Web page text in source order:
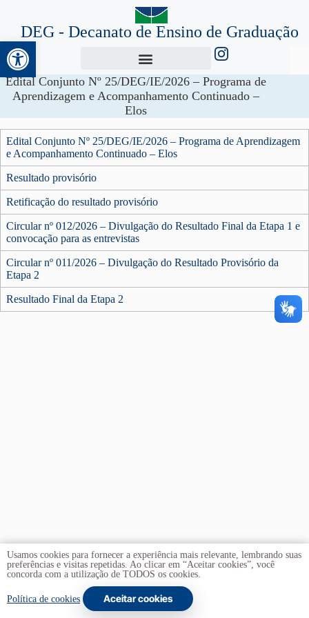
Abrir a barra de ferramentas
DEG - Decanato de Ensino de Graduação
Edital Conjunto Nº 25/DEG/IE/2026 – Programa de
Aprendizagem e Acompanhamento Continuado –
Elos
Edital Conjunto Nº 25/DEG/IE/2026 – Programa de Aprendizagem
e Acompanhamento Continuado – Elos
Resultado provisório
Retificação do resultado provisório
Circular nº 012/2026 – Divulgação do Resultado Final da Etapa 1 e
convocação para as entrevistas
Circular nº 011/2026 – Divulgação do Resultado Provisório da
Etapa 2
Resultado Final da Etapa 2
Copyright © 2026 - Universidade de Brasília
Usamos cookies para fornecer a experiência mais relevante, lembrando suas
preferências e visitas repetidas. Ao clicar em “Aceitar cookies”, você
concorda com a utilização de TODOS os cookies.
Política de cookies Aceitar cookies